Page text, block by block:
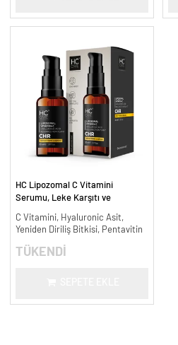
HC Lipozomal C Vitamini
Serumu, Leke Karşıtı ve
C Vitamini, Hyaluronic Asit,
Yeniden Diriliş Bitkisi, Pentavitin
TÜKENDİ